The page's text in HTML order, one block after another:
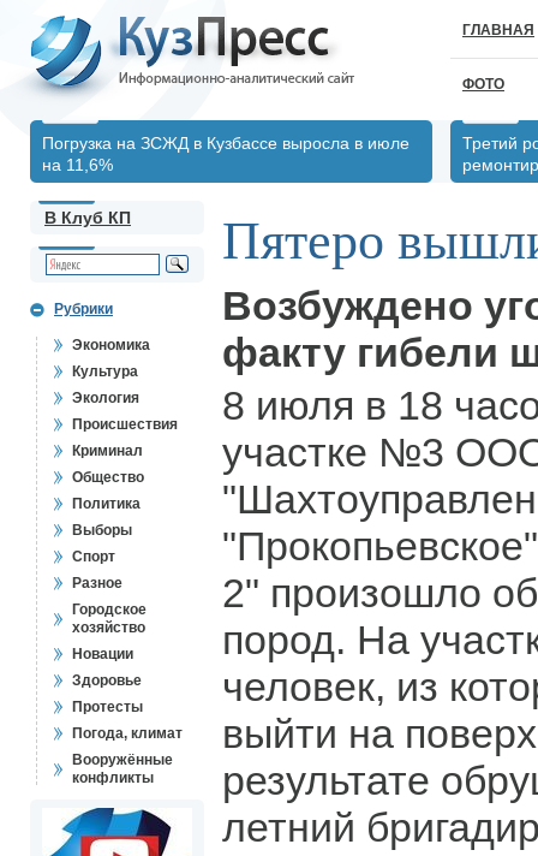
ГЛАВНАЯ
ФОТО
Погрузка на ЗСЖД в Кузбассе выросла в июле
на 11,6%
Третий
В Клуб КП
Рубрики
Экономика
Культура
Экология
Происшествия
Криминал
Общество
Политика
Выборы
Спорт
Разное
Городское
хозяйство
Новации
Здоровье
Протесты
Погода, климат
Вооружённые
конфликты
Пятеро
Возбуждено
факту гибели
8 июля в 18
участке №3
2" произошло
пород. На
человек, из
выйти на
результате
летний